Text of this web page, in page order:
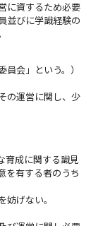
に資するため必要
並びに学識経験の
会」という。）
の運営に関し、少
育成に関する識見
を有する者のうち
妨げない。